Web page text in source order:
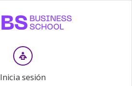
Inicia sesión